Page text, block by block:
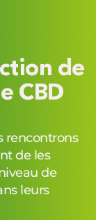
de
CBD
rencontrons
de les
de
leurs